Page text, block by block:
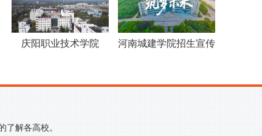
庆阳职业技术学院 河南城建学院招生宣传
了解各高校。